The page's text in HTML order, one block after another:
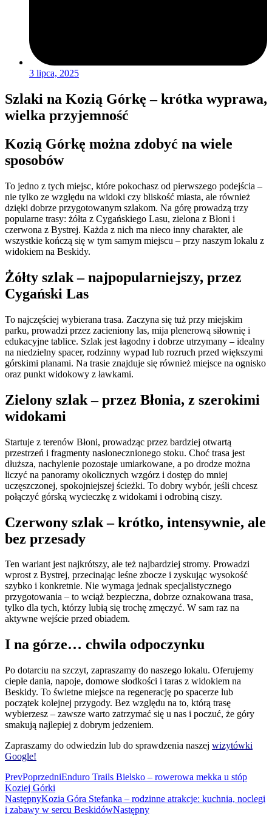
3 lipca, 2025
Szlaki na Kozią Górkę – krótka wyprawa,
wielka przyjemność
Kozią Górkę można zdobyć na wiele
sposobów
To jedno z tych miejsc, które pokochasz od pierwszego podejścia –
nie tylko ze względu na widoki czy bliskość miasta, ale również
dzięki dobrze przygotowanym szlakom. Na górę prowadzą trzy
popularne trasy: żółta z Cygańskiego Lasu, zielona z Błoni i
czerwona z Bystrej. Każda z nich ma nieco inny charakter, ale
wszystkie kończą się w tym samym miejscu – przy naszym lokalu z
widokiem na Beskidy.
Żółty szlak – najpopularniejszy, przez
Cygański Las
To najczęściej wybierana trasa. Zaczyna się tuż przy miejskim
parku, prowadzi przez zacieniony las, mija plenerową siłownię i
edukacyjne tablice. Szlak jest łagodny i dobrze utrzymany – idealny
na niedzielny spacer, rodzinny wypad lub rozruch przed większymi
górskimi planami. Na trasie znajduje się również miejsce na ognisko
oraz punkt widokowy z ławkami.
Zielony szlak – przez Błonia, z szerokimi
widokami
Startuje z terenów Błoni, prowadząc przez bardziej otwartą
przestrzeń i fragmenty nasłonecznionego stoku. Choć trasa jest
dłuższa, nachylenie pozostaje umiarkowane, a po drodze można
liczyć na panoramy okolicznych wzgórz i dostęp do mniej
uczęszczonej, spokojniejszej ścieżki. To dobry wybór, jeśli chcesz
połączyć górską wycieczkę z widokami i odrobiną ciszy.
Czerwony szlak – krótko, intensywnie, ale
bez przesady
Ten wariant jest najkrótszy, ale też najbardziej stromy. Prowadzi
wprost z Bystrej, przecinając leśne zbocze i zyskując wysokość
szybko i konkretnie. Nie wymaga jednak specjalistycznego
przygotowania – to wciąż bezpieczna, dobrze oznakowana trasa,
tylko dla tych, którzy lubią się trochę zmęczyć. W sam raz na
aktywne wejście przed obiadem.
I na górze… chwila odpoczynku
Po dotarciu na szczyt, zapraszamy do naszego lokalu. Oferujemy
ciepłe dania, napoje, domowe słodkości i taras z widokiem na
Beskidy. To świetne miejsce na regenerację po spacerze lub
początek kolejnej przygody. Bez względu na to, którą trasę
wybierzesz – zawsze warto zatrzymać się u nas i poczuć, że góry
smakują najlepiej z dobrym jedzeniem.
Zapraszamy do odwiedzin lub do sprawdzenia naszej wizytówki
Google!
PrevPoprzedniEnduro Trails Bielsko – rowerowa mekka u stóp
Koziej Górki
NastępnyKozia Góra Stefanka – rodzinne atrakcje: kuchnia, noclegi
i zabawy w sercu BeskidówNastępny